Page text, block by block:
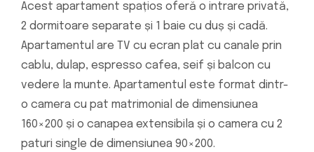
Acest apartament spațios oferă o intrare privată,
2 dormitoare separate și 1 baie cu duș și cadă.
Apartamentul are TV cu ecran plat cu canale prin
cablu, dulap, espresso cafea, seif și balcon cu
vedere la munte. Apartamentul este format dintr-
o camera cu pat matrimonial de dimensiunea
160×200 și o canapea extensibila și o camera cu 2
paturi single de dimensiunea 90×200.